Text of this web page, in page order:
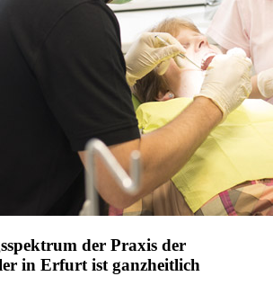
der Praxis der
in Erfurt ist ganzheitlich